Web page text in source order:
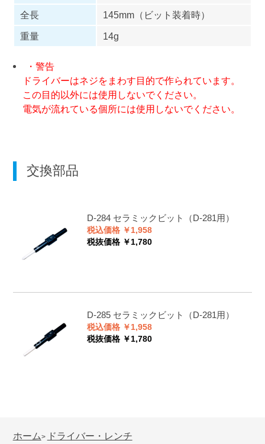
全長
145mm（ビット装着時）
重量
14g
・警告
ドライバーはネジをまわす目的で作られています。
この目的以外には使用しないでください。
電気が流れている個所には使用しないでください。
交換部品
D-284 セラミックビット（D-281用）
税込価格 ￥1,958
税抜価格 ￥1,780
D-285 セラミックビット（D-281用）
税込価格 ￥1,958
税抜価格 ￥1,780
ホーム> ドライバー・レンチ